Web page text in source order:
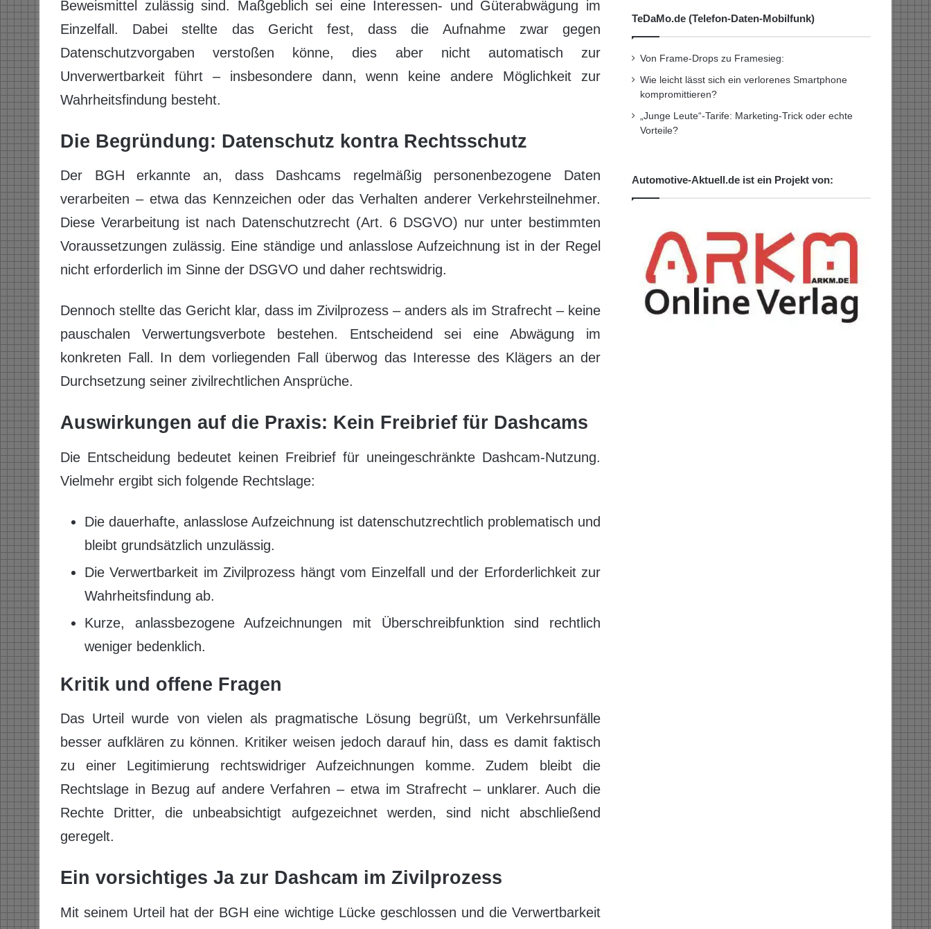
Beweismittel zulässig sind. Maßgeblich sei eine Interessen- und Güterabwägung im
Einzelfall. Dabei stellte das Gericht fest, dass die Aufnahme zwar gegen
Datenschutzvorgaben verstoßen könne, dies aber nicht automatisch zur
Unverwertbarkeit führt – insbesondere dann, wenn keine andere Möglichkeit zur
Wahrheitsfindung besteht.
Die Begründung: Datenschutz kontra Rechtsschutz
Der BGH erkannte an, dass Dashcams regelmäßig personenbezogene Daten
verarbeiten – etwa das Kennzeichen oder das Verhalten anderer Verkehrsteilnehmer.
Diese Verarbeitung ist nach Datenschutzrecht (Art. 6 DSGVO) nur unter bestimmten
Voraussetzungen zulässig. Eine ständige und anlasslose Aufzeichnung ist in der Regel
nicht erforderlich im Sinne der DSGVO und daher rechtswidrig.
Dennoch stellte das Gericht klar, dass im Zivilprozess – anders als im Strafrecht – keine
pauschalen Verwertungsverbote bestehen. Entscheidend sei eine Abwägung im
konkreten Fall. In dem vorliegenden Fall überwog das Interesse des Klägers an der
Durchsetzung seiner zivilrechtlichen Ansprüche.
Auswirkungen auf die Praxis: Kein Freibrief für Dashcams
Die Entscheidung bedeutet keinen Freibrief für uneingeschränkte Dashcam-Nutzung.
Vielmehr ergibt sich folgende Rechtslage:
Die dauerhafte, anlasslose Aufzeichnung ist datenschutzrechtlich problematisch und
bleibt grundsätzlich unzulässig.
Die Verwertbarkeit im Zivilprozess hängt vom Einzelfall und der Erforderlichkeit zur
Wahrheitsfindung ab.
Kurze, anlassbezogene Aufzeichnungen mit Überschreibfunktion sind rechtlich
weniger bedenklich.
Kritik und offene Fragen
Das Urteil wurde von vielen als pragmatische Lösung begrüßt, um Verkehrsunfälle
besser aufklären zu können. Kritiker weisen jedoch darauf hin, dass es damit faktisch
zu einer Legitimierung rechtswidriger Aufzeichnungen komme. Zudem bleibt die
Rechtslage in Bezug auf andere Verfahren – etwa im Strafrecht – unklarer. Auch die
Rechte Dritter, die unbeabsichtigt aufgezeichnet werden, sind nicht abschließend
geregelt.
Ein vorsichtiges Ja zur Dashcam im Zivilprozess
Mit seinem Urteil hat der BGH eine wichtige Lücke geschlossen und die Verwertbarkeit
TeDaMo.de (Telefon-Daten-Mobilfunk)
Von Frame-Drops zu Framesieg:
Wie leicht lässt sich ein verlorenes Smartphone
kompromittieren?
„Junge Leute“-Tarife: Marketing-Trick oder echte
Vorteile?
Automotive-Aktuell.de ist ein Projekt von: